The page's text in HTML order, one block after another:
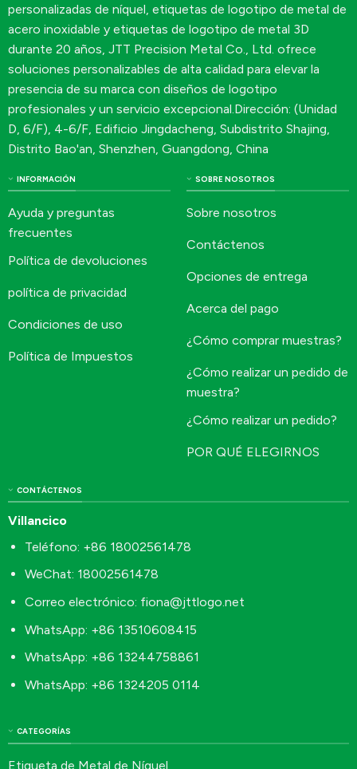
personalizadas de níquel, etiquetas de logotipo de metal de
acero inoxidable y etiquetas de logotipo de metal 3D
durante 20 años, JTT Precision Metal Co., Ltd. ofrece
soluciones personalizables de alta calidad para elevar la
presencia de su marca con diseños de logotipo
profesionales y un servicio excepcional.Dirección: (Unidad
D, 6/F), 4-6/F, Edificio Jingdacheng, Subdistrito Shajing,
Distrito Bao'an, Shenzhen, Guangdong, China
INFORMACIÓN
Ayuda y preguntas
frecuentes
Política de devoluciones
política de privacidad
Condiciones de uso
Política de Impuestos
SOBRE NOSOTROS
Sobre nosotros
Contáctenos
Opciones de entrega
Acerca del pago
¿Cómo comprar muestras?
¿Cómo realizar un pedido de
muestra?
¿Cómo realizar un pedido?
POR QUÉ ELEGIRNOS
CATEGORÍAS
Etiqueta de Metal de Níquel
CONTÁCTENOS
Villancico
Teléfono: +86 18002561478
WeChat: 18002561478
Correo electrónico: fiona@jttlogo.net
WhatsApp: +86 13510608415
WhatsApp: +86 13244758861
WhatsApp: +86 1324205 0114